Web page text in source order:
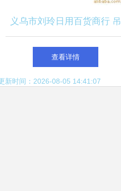
义乌市刘玲日用百货商行 吊
粒吊牌产品一站式采购指南
查看详情
新时间：2026-08-05 14:41:07